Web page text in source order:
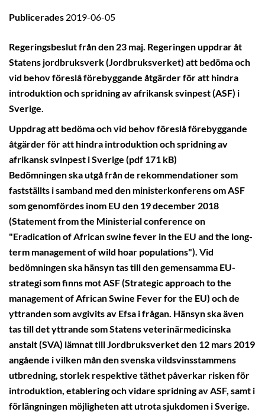
Publicerades 2019-06-05
Regeringsbeslut från den 23 maj. Regeringen uppdrar åt
Statens jordbruksverk (Jordbruksverket) att bedöma och
vid behov föreslå förebyggande åtgärder för att hindra
introduktion och spridning av afrikansk svinpest (ASF) i
Sverige.
Uppdrag att bedöma och vid behov föreslå förebyggande
åtgärder för att hindra introduktion och spridning av
afrikansk svinpest i Sverige (pdf 171 kB)
Bedömningen ska utgå från de rekommendationer som
fastställts i samband med den ministerkonferens om ASF
som genomfördes inom EU den 19 december 2018
(Statement from the Ministerial conference on
"Eradication of African swine fever in the EU and the long-
term management of wild hoar populations"). Vid
bedömningen ska hänsyn tas till den gemensamma EU-
strategi som finns mot ASF (Strategic approach to the
management of African Swine Fever for the EU) och de
yttranden som avgivits av Efsa i frågan. Hänsyn ska även
tas till det yttrande som Statens veterinärmedicinska
anstalt (SVA) lämnat till Jordbruksverket den 12 mars 2019
angående i vilken mån den svenska vildsvinsstammens
utbredning, storlek respektive täthet påverkar risken för
introduktion, etablering och vidare spridning av ASF, samt i
förlängningen möjligheten att utrota sjukdomen i Sverige.